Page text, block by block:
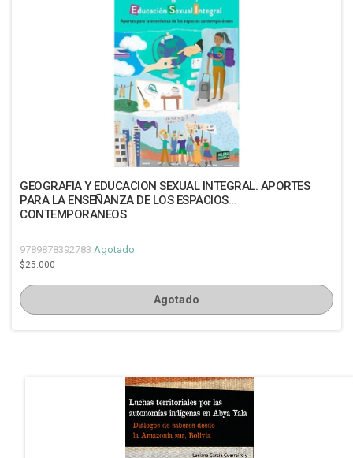
GEOGRAFIA Y EDUCACION SEXUAL INTEGRAL. APORTES
PARA LA ENSEÑANZA DE LOS ESPACIOS
CONTEMPORANEOS
9789878392783 Agotado
$25.000
Agotado